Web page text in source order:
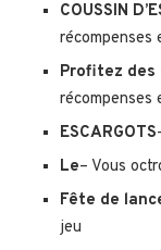
COUSSIN
récompenses
Profitez des
récompenses
ESCARGOTS
Le– Vous
Fête de
jeu